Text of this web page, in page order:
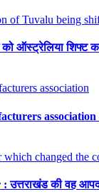
ऑस्ट्रेलिया शिफ्ट
association :
की वह